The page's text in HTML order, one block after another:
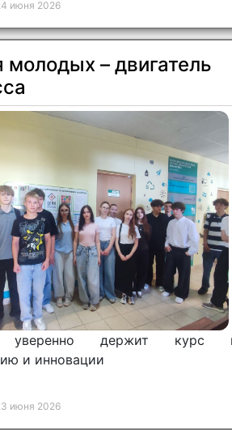
июня 2026
молодых – двигатель
уверенно держит курс
и инновации
июня 2026